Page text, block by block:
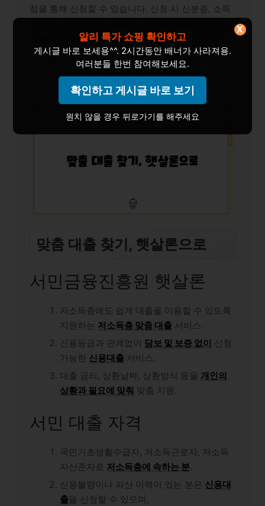
점을 통해 신청할 수 있습니다. 신청 시 신분증, 소득
신용 평가를 거친 후 대출 승인 여부가 결정됩니다.
맞춤 대출 찾기, 햇살론으로
서민금융진흥원 햇살론
저소득층에도 쉽게 대출을 이용할 수 있도록
지원하는 저소득층 맞춤 대출 서비스.
신용등급과 관계없이
담보 및 보증 없이 신청
가능한 신용대출 서비스.
대출 금리, 상환날짜, 상환방식 등을 개인의
상황과 필요에 맞춰 맞춤 지원.
서민 대출 자격
국민기초생활수급자, 저소득근로자, 저소득
자산존자로 저소득층에 속하는 분.
신용불량이나 파산 이력이 있는 분은 신용대
출을 신청할 수 있으며,
알리 특가 쇼핑 확인하고
게시글 바로 보세용^^. 2시간동안 배너가 사라져용.
여러분들 한번 참여해보세요.
확인하고 게시글 바로 보기
원치 않을 경우 뒤로가기를 해주세요
X